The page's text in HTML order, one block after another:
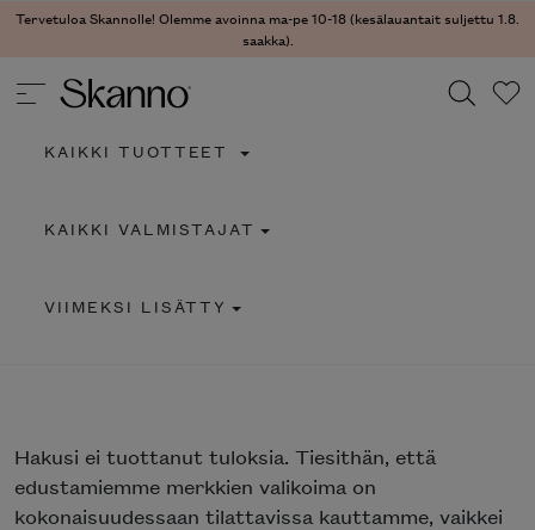
Tervetuloa Skannolle! Olemme avoinna ma-pe 10-18 (kesälauantait suljettu 1.8.
saakka).
Type 2 or more characters for results.
KAIKKI TUOTTEET
KAIKKI VALMISTAJAT
VIIMEKSI LISÄTTY
Hakusi ei tuottanut tuloksia. Tiesithän, että
edustamiemme merkkien valikoima on
kokonaisuudessaan tilattavissa kauttamme, vaikkei